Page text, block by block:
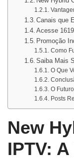
Canais que
Acesse
Promoção
Como
Saiba Mais
O Que
O
Posts
New
IPTV: